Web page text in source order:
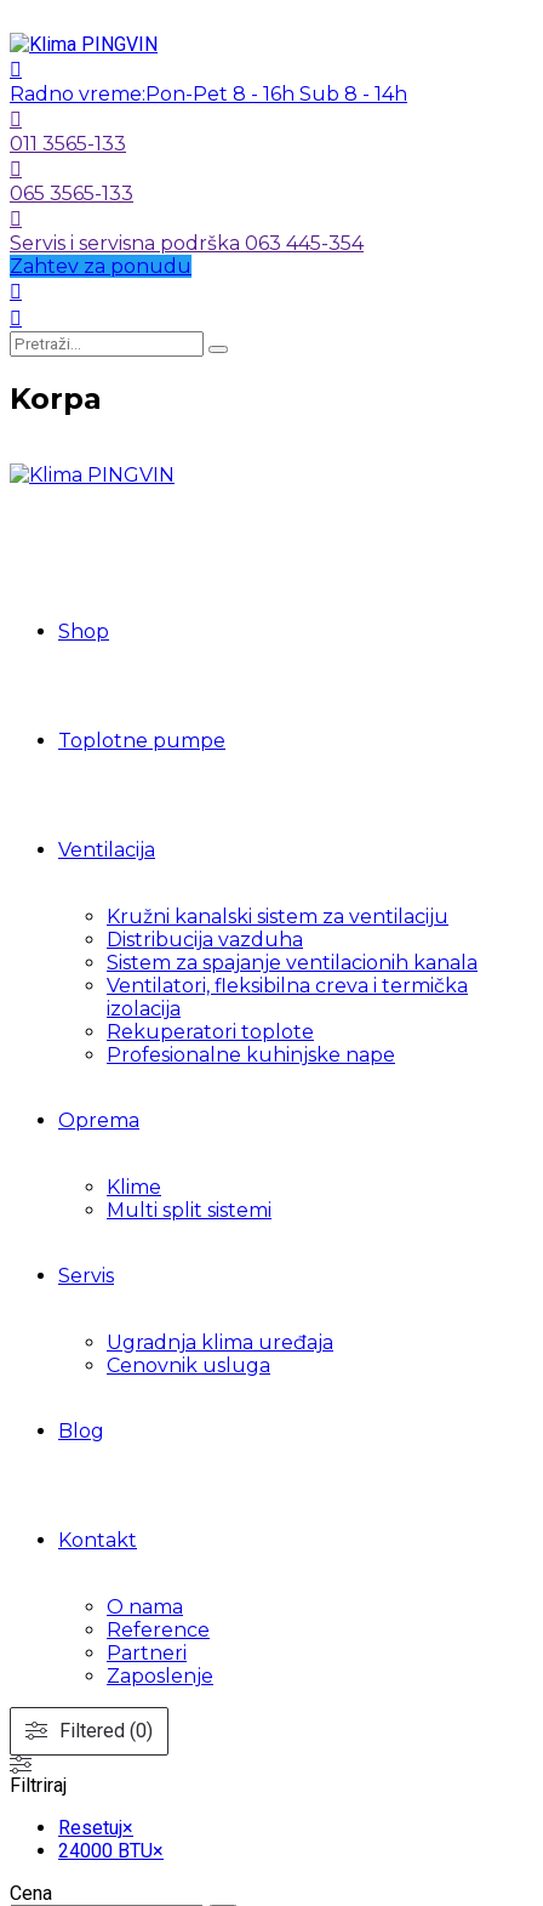
Radno vreme:Pon-Pet 8 - 16h Sub 8 - 14h
011 3565-133
065 3565-133
Servis i servisna podrška 063 445-354
Zahtev za ponudu
Korpa
Shop
Toplotne pumpe
Ventilacija
Kružni kanalski sistem za ventilaciju
Distribucija vazduha
Sistem za spajanje ventilacionih kanala
Ventilatori, fleksibilna creva i termička
izolacija
Rekuperatori toplote
Profesionalne kuhinjske nape
Oprema
Klime
Multi split sistemi
Servis
Ugradnja klima uređaja
Cenovnik usluga
Blog
Kontakt
O nama
Reference
Partneri
Zaposlenje
Filtered (0)
Filtriraj
Resetuj×
24000 BTU×
Cena